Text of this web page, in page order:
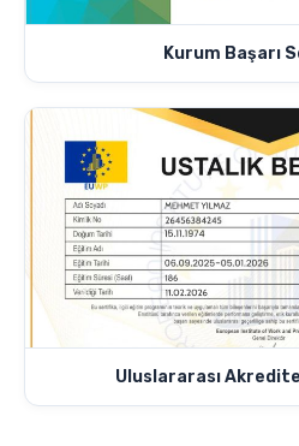
Kurum Başarı
Uluslararası